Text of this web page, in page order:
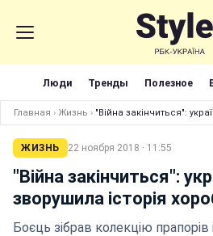
Люди Тренды Полезное
Главная › Жизнь › "Війна закінчиться":
ЖИЗНЬ 22 ноября 2018 · 11:55
"Війна закінчиться":
зворушила історія
Боєць зібрав колекцію